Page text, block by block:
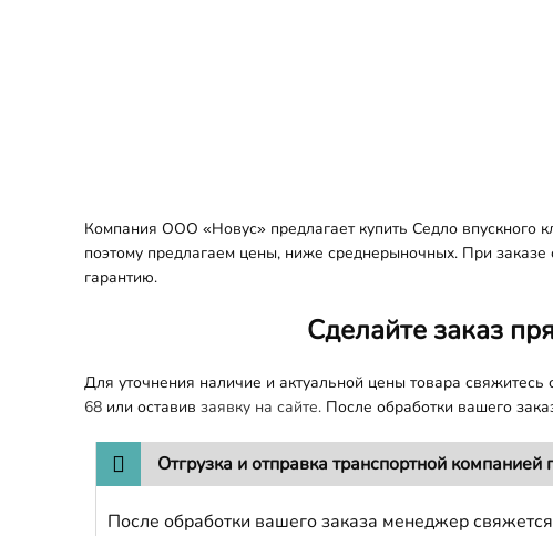
Компания ООО «Новус» предлагает купить Седло впускного
поэтому предлагаем цены, ниже среднерыночных. При заказе
гарантию.
Сделайте заказ
Для уточнения наличие и актуальной цены товара
68 или оставив заявку на сайте. После обработки вашего
Отгрузка и отправка транспортной
После обработки вашего заказа менеджер